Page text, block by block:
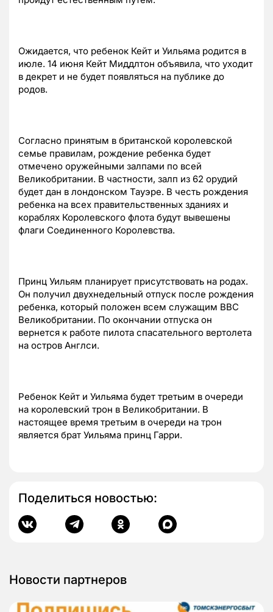
Ожидается, что ребенок Кейт и Уильяма родится в
июле. 14 июня Кейт Миддлтон объявила, что уходит
в декрет и не будет появляться на публике до
родов.
Согласно принятым в британской королевской
семье правилам, рождение ребенка будет
отмечено оружейными залпами по всей
Великобритании. В частности, залп из 62 орудий
будет дан в лондонском Тауэре. В честь рождения
ребенка на всех правительственных зданиях и
кораблях Королевского флота будут вывешены
флаги Соединенного Королевства.
Принц Уильям планирует присутствовать на родах.
Он получил двухнедельный отпуск после рождения
ребенка, который положен всем служащим ВВС
Великобритании. По окончании отпуска он
вернется к работе пилота спасательного вертолета
на остров Англси.
Ребенок Кейт и Уильяма будет третьим в очереди
на королевский трон в Великобритании. В
настоящее время третьим в очереди на трон
является брат Уильяма принц Гарри.
Поделиться новостью:
Новости партнеров